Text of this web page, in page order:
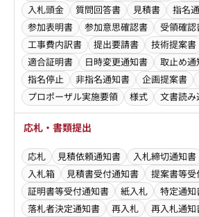
入札頭金
質問回答書 見積書 指名
参加表明書
参加意思確認書 受領確認
工事費内訳書
提出要請書 技術提案書
適合証明書
日時変更通知書 取止め通
指名停止
非指名通知書 企画提案書
プロポーザル実施要領
様式 文書読み
応札・書類提出
応札 見積依頼通知書 入札締切通知書
入札箱
見積書受付通知書
提案書等
証明書等受付通知書
紙入札 特定通知
落札者決定通知書
再入札 再入札通知